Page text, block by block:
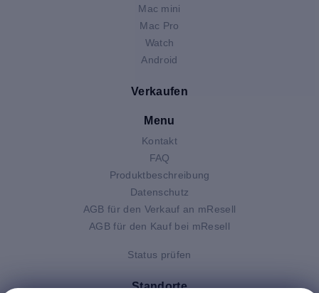
Mac mini
Mac Pro
Watch
Android
Verkaufen
Menu
Kontakt
FAQ
Produktbeschreibung
Datenschutz
AGB für den Verkauf an mResell
AGB für den Kauf bei mResell
Status prüfen
Standorte